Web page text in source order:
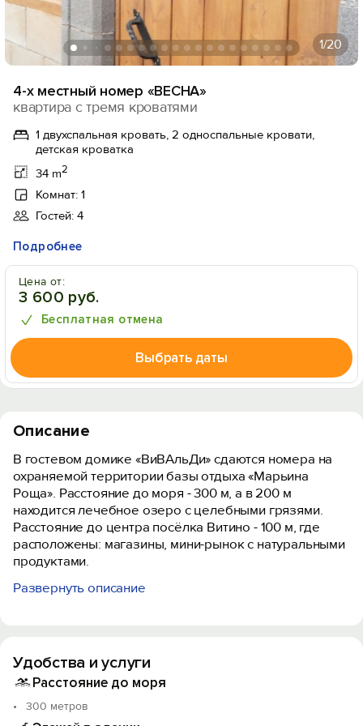
1/20
4-х местный номер «ВЕСНА»
квартира с тремя кроватями
1 двухспальная кровать, 2 односпальные кровати,
детская кроватка
34 m2
Комнат: 1
Гостей: 4
Подробнее
Цена от:
3 600 руб.
Бесплатная отмена
Выбрать даты
Описание
В гостевом домике «ВиВАльДи» сдаются номера на
охраняемой территории базы отдыха «Марьина
Роща». Расстояние до моря - 300 м, а в 200 м
находится лечебное озеро с целебными грязями.
Расстояние до центра посёлка Витино - 100 м, где
расположены: магазины, мини-рынок с натуральными
продуктами.
Для размещения предлагают 4 номера «Зима»,
холодильник, свч, мультиварка, посуда. В санузле
стиральная машина, умывальник, унитаз, душевая
круглосуточно. При каждом номере свой дворик с
Развернуть описание
Удобства и услуги
Расстояние до моря
300 метров